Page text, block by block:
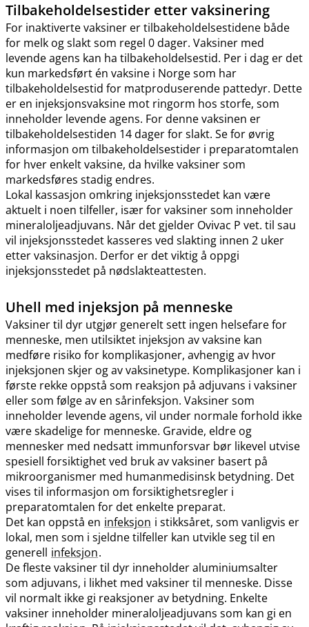
Tilbakeholdelsestider etter vaksinering
For inaktiverte vaksiner er tilbakeholdelsestidene både
for melk og slakt som regel 0 dager. Vaksiner med
levende agens kan ha tilbakeholdelsestid. Per i dag er det
kun markedsført én vaksine i Norge som har
tilbakeholdelsestid for matproduserende pattedyr. Dette
er en injeksjonsvaksine mot ringorm hos storfe, som
inneholder levende agens. For denne vaksinen er
tilbakeholdelsestiden 14 dager for slakt. Se for øvrig
informasjon om tilbakeholdelsestider i preparatomtalen
for hver enkelt vaksine, da hvilke vaksiner som
markedsføres stadig endres.
Lokal kassasjon omkring injeksjonsstedet kan være
aktuelt i noen tilfeller, især for vaksiner som inneholder
mineraloljeadjuvans. Når det gjelder Ovivac P vet. til sau
vil injeksjonsstedet kasseres ved slakting innen 2 uker
etter vaksinasjon. Derfor er det viktig å oppgi
injeksjonsstedet på nødslakteattesten.
Uhell med injeksjon på menneske
Vaksiner til dyr utgjør generelt sett ingen helsefare for
menneske, men utilsiktet injeksjon av vaksine kan
medføre risiko for komplikasjoner, avhengig av hvor
injeksjonen skjer og av vaksinetype. Komplikasjoner kan i
første rekke oppstå som reaksjon på adjuvans i vaksiner
eller som følge av en sårinfeksjon. Vaksiner som
inneholder levende agens, vil under normale forhold ikke
være skadelige for menneske. Gravide, eldre og
mennesker med nedsatt immunforsvar bør likevel utvise
spesiell forsiktighet ved bruk av vaksiner basert på
mikroorganismer med humanmedisinsk betydning. Det
vises til informasjon om forsiktighetsregler i
preparatomtalen for det enkelte preparat.
Det kan oppstå en infeksjon i stikksåret, som vanligvis er
lokal, men som i sjeldne tilfeller kan utvikle seg til en
generell infeksjon.
De fleste vaksiner til dyr inneholder aluminiumsalter
som adjuvans, i likhet med vaksiner til menneske. Disse
vil normalt ikke gi reaksjoner av betydning. Enkelte
vaksiner inneholder mineraloljeadjuvans som kan gi en